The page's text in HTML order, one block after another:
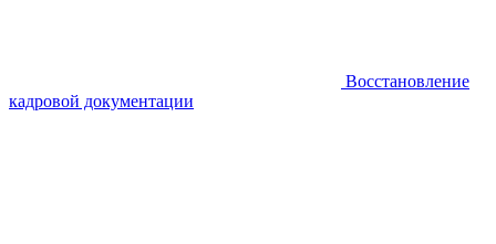
Восстановление
кадровой документации